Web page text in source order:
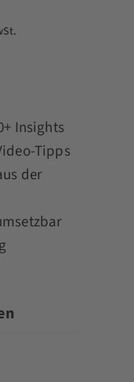
Insights
Tipps
der